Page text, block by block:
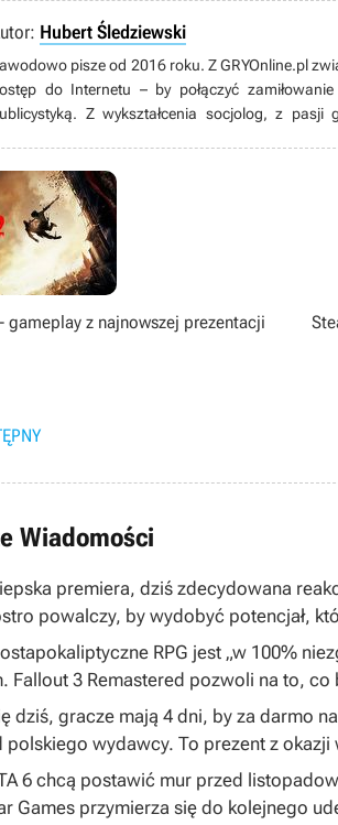
Hubert Śledziewski
pisze od 2016 roku. Z GRYOnline.pl
do Internetu – by połączyć
Z wykształcenia socjolog, z pasji
League, słucha ciężkiej muzyki, a
Stephena Kinga. Nie porzuca planów
jednak zamknięte głęboko w szufladzie.
gameplay z najnowszej prezentacji
Wiadomości
premiera, dziś zdecydowana
powalczy, by wydobyć potencjał,
RPG jest „w 100%
Fallout 3 Remastered pozwoli na to, co
dziś, gracze mają 4 dni, by za darmo
polskiego wydawcy. To prezent z okazji
6 chcą postawić mur przed
Games przymierza się do kolejnego